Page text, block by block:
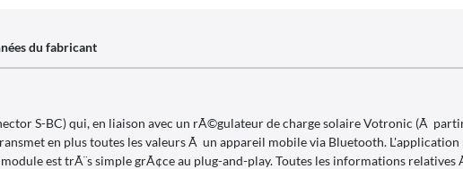
du fabricant
S-BC) qui, en liaison avec un rÃ©gulateur de charge solaire Votronic (Ã
en plus toutes les valeurs Ã un appareil mobile via Bluetooth.
est trÃ¨s simple grÃ¢ce au plug-and-play. Toutes les informations